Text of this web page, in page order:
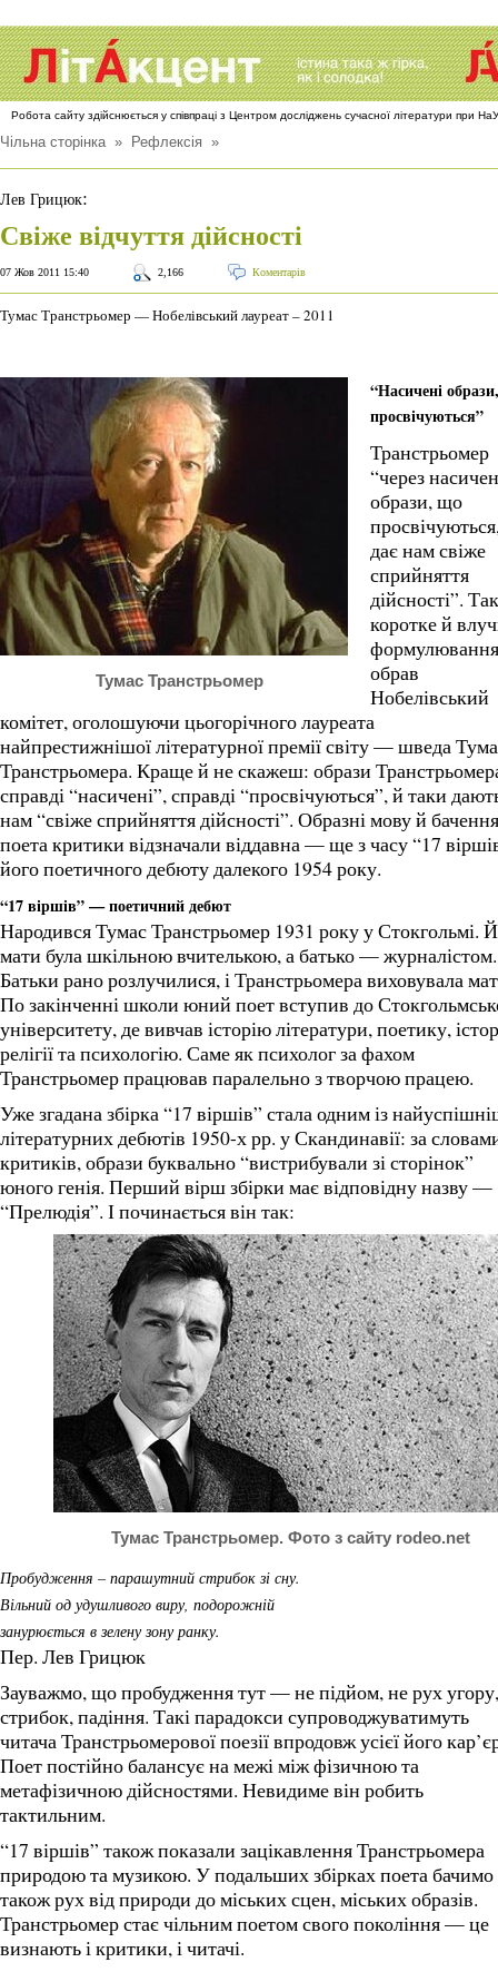
Робота сайту здійснюється у співпраці з Центром досліджень сучасної літератури при
Чільна сторінка» Рефлексія »
Лев Грицюк:
Свіже відчуття дійсності
07 Жов 2011 15:40 2,166 Коментарів
Тумас Транстрьомер — Нобелівський лауреат – 2011
Тумас Транстрьомер
“Насичені
просвічуються”
Транстрьомер
“через
образи, що
дає нам свіже
сприйняття
дійсності”.
коротке й
формулювання
обрав
Нобелівський
комітет, оголошуючи цьогорічного лауреата
найпрестижнішої літературної премії світу — шведа
Транстрьомера. Краще й не скажеш: образи
справді “насичені”, справді “просвічуються”, й таки
нам “свіже сприйняття дійсності”. Образні мову й бачення
поета критики відзначали віддавна — ще з часу “17
його поетичного дебюту далекого 1954 року.
“17 віршів” — поетичний дебют
Народився Тумас Транстрьомер 1931 року у Стокгольмі.
мати була шкільною вчителькою, а батько — журналістом.
Батьки рано розлучилися, і Транстрьомера виховувала
По закінченні школи юний поет вступив до
університету, де вивчав історію літератури, поетику,
релігії та психологію. Саме як психолог за фахом
Транстрьомер працював паралельно з творчою працею.
Уже згадана збірка “17 віршів” стала одним із
літературних дебютів 1950-х рр. у Скандинавії: за
критиків, образи буквально “вистрибували зі сторінок”
юного генія. Перший вірш збірки має відповідну назву —
“Прелюдія”. І починається він так:
Тумас Транстрьомер. Фото з сайту rodeo.net
Пробудження – парашутний стрибок зі сну.
Вільний од удушливого виру, подорожній
занурюється в зелену зону ранку.
Пер. Лев Грицюк
Зауважмо, що пробудження тут — не підйом, не рух
стрибок, падіння. Такі парадокси супроводжуватимуть
читача Транстрьомерової поезії впродовж усієї його
Поет постійно балансує на межі між фізичною та
метафізичною дійсностями. Невидиме він робить
тактильним.
“17 віршів” також показали зацікавлення Транстрьомера
природою та музикою. У подальших збірках поета бачимо
також рух від природи до міських сцен, міських образів.
Транстрьомер стає чільним поетом свого покоління — це
визнають і критики, і читачі.